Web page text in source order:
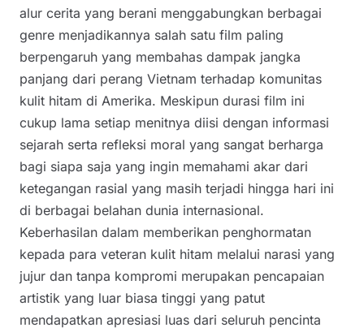
alur cerita yang berani menggabungkan berbagai
genre menjadikannya salah satu film paling
berpengaruh yang membahas dampak jangka
panjang dari perang Vietnam terhadap komunitas
kulit hitam di Amerika. Meskipun durasi film ini
cukup lama setiap menitnya diisi dengan informasi
sejarah serta refleksi moral yang sangat berharga
bagi siapa saja yang ingin memahami akar dari
ketegangan rasial yang masih terjadi hingga hari ini
di berbagai belahan dunia internasional.
Keberhasilan dalam memberikan penghormatan
kepada para veteran kulit hitam melalui narasi yang
jujur dan tanpa kompromi merupakan pencapaian
artistik yang luar biasa tinggi yang patut
mendapatkan apresiasi luas dari seluruh pencinta